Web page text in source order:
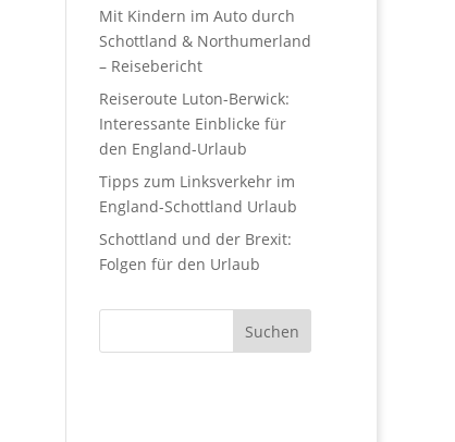
Mit Kindern im Auto durch
Schottland & Northumerland
– Reisebericht
Reiseroute Luton-Berwick:
Interessante Einblicke für
den England-Urlaub
Tipps zum Linksverkehr im
England-Schottland Urlaub
Schottland und der Brexit:
Folgen für den Urlaub